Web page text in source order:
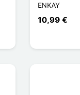
ENKAY
10,99 €